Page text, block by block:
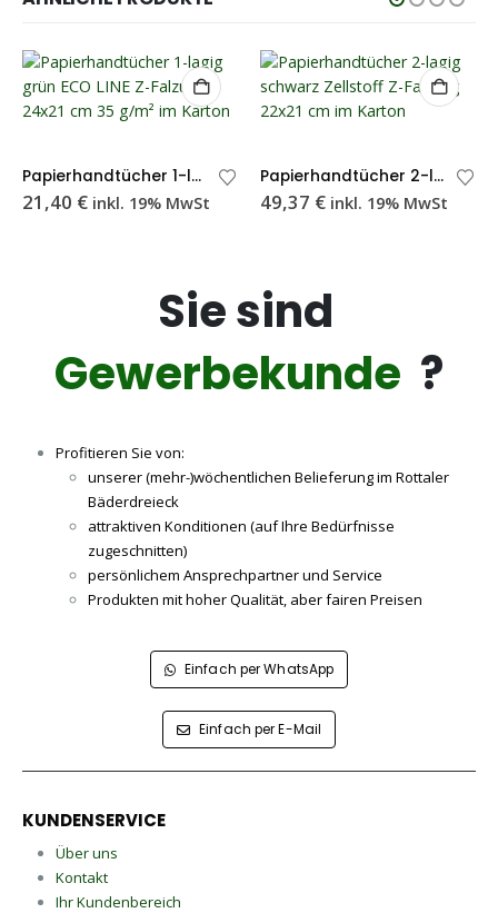
Papierhandtücher 1-lagig grün ECO LINE Z-Falzung 24×21 cm 35 g/m² – Karton
21,40 € inkl. 19% MwSt
Papierhandtücher 2-lagig schwarz Zellstoff Z-Falzung 22×21 cm – Karton
49,37 € inkl. 19% MwSt
Sie sind
Gewerbekunde ?
Profitieren Sie von:
unserer (mehr-)wöchentlichen Belieferung im Rottaler
Bäderdreieck
attraktiven Konditionen (auf Ihre Bedürfnisse
zugeschnitten)
persönlichem Ansprechpartner und Service
Produkten mit hoher Qualität, aber fairen Preisen
Einfach per WhatsApp
Einfach per E-Mail
KUNDENSERVICE
Über uns
Kontakt
Ihr Kundenbereich